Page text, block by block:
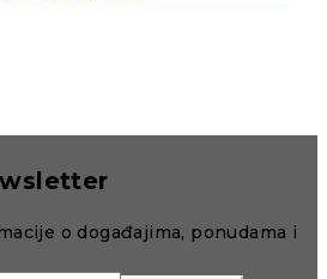
o događajima, ponudama i